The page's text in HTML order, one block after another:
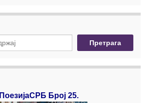
Претрага
ПоезијаСРБ Број 25.